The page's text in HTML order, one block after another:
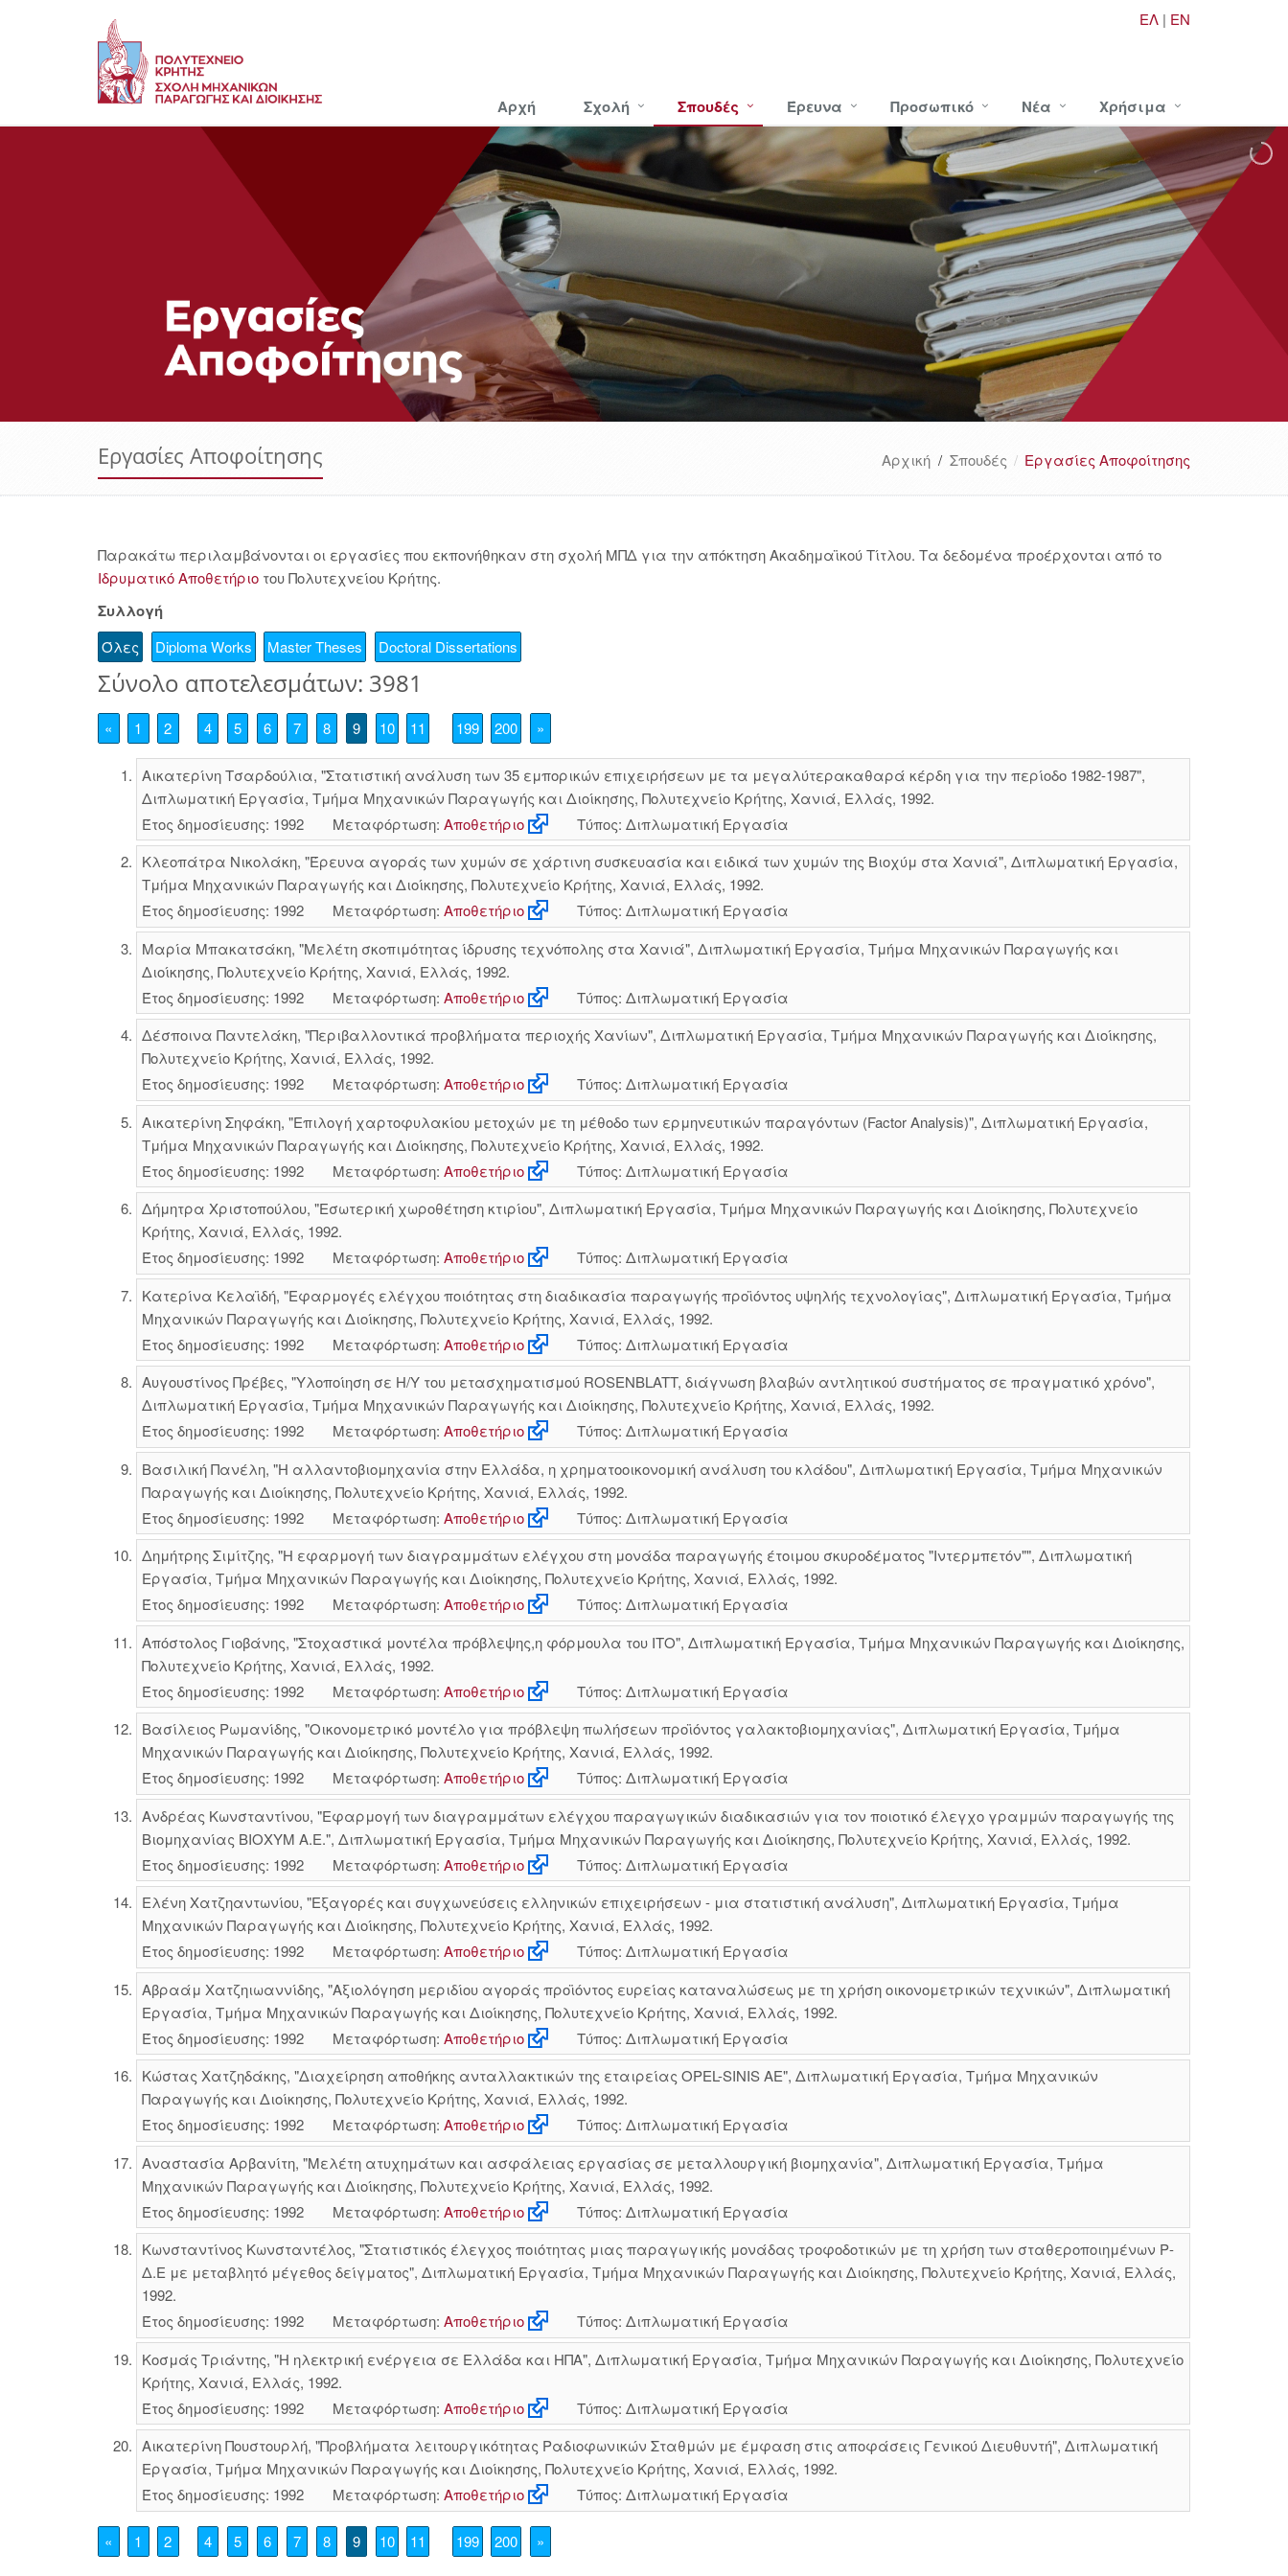
ΕΛ | EN
Αρχή Σχολή Σπουδές Έρευνα Προσωπικό Νέα Χρήσιμα
Εργασίες Αποφοίτησης Αρχική / Σπουδές Εργασίες Αποφοίτησης
Παρακάτω περιλαμβάνονται οι εργασίες που εκπονήθηκαν στη σχολή ΜΠΔ για την απόκτηση Ακαδημαϊκού Τίτλου. Τα δεδομένα προέρχονται από το
Ιδρυματικό Αποθετήριο του Πολυτεχνείου Κρήτης.
Συλλογή
Όλες Diploma Works Master Theses Doctoral Dissertations
Σύνολο αποτελεσμάτων: 3981
« 1 2 4 5 6 7 8 9 10 11 199 200 »
Αικατερίνη Τσαρδούλια, "Στατιστική ανάλυση των 35 εμπορικών επιχειρήσεων με τα μεγαλύτερακαθαρά κέρδη για την περίοδο 1982-1987",
Διπλωματική Εργασία, Τμήμα Μηχανικών Παραγωγής και Διοίκησης, Πολυτεχνείο Κρήτης, Χανιά, Ελλάς, 1992.
Έτος δημοσίευσης: 1992
Μεταφόρτωση: Αποθετήριο
Τύπος: Διπλωματική Εργασία
Κλεοπάτρα Νικολάκη, "Έρευνα αγοράς των χυμών σε χάρτινη συσκευασία και ειδικά των χυμών της Βιοχύμ στα Χανιά", Διπλωματική Εργασία,
Τμήμα Μηχανικών Παραγωγής και Διοίκησης, Πολυτεχνείο Κρήτης, Χανιά, Ελλάς, 1992.
Έτος δημοσίευσης: 1992
Μεταφόρτωση: Αποθετήριο
Τύπος: Διπλωματική Εργασία
Μαρία Μπακατσάκη, "Μελέτη σκοπιμότητας ίδρυσης τεχνόπολης στα Χανιά", Διπλωματική Εργασία, Τμήμα Μηχανικών Παραγωγής και
Διοίκησης, Πολυτεχνείο Κρήτης, Χανιά, Ελλάς, 1992.
Έτος δημοσίευσης: 1992
Μεταφόρτωση: Αποθετήριο
Τύπος: Διπλωματική Εργασία
Δέσποινα Παντελάκη, "Περιβαλλοντικά προβλήματα περιοχής Χανίων", Διπλωματική Εργασία, Τμήμα Μηχανικών Παραγωγής και Διοίκησης,
Πολυτεχνείο Κρήτης, Χανιά, Ελλάς, 1992.
Έτος δημοσίευσης: 1992
Μεταφόρτωση: Αποθετήριο
Τύπος: Διπλωματική Εργασία
Αικατερίνη Σηφάκη, "Επιλογή χαρτοφυλακίου μετοχών με τη μέθοδο των ερμηνευτικών παραγόντων (Factor Analysis)", Διπλωματική Εργασία,
Τμήμα Μηχανικών Παραγωγής και Διοίκησης, Πολυτεχνείο Κρήτης, Χανιά, Ελλάς, 1992.
Έτος δημοσίευσης: 1992
Μεταφόρτωση: Αποθετήριο
Τύπος: Διπλωματική Εργασία
Δήμητρα Χριστοπούλου, "Εσωτερική χωροθέτηση κτιρίου", Διπλωματική Εργασία, Τμήμα Μηχανικών Παραγωγής και Διοίκησης, Πολυτεχνείο
Κρήτης, Χανιά, Ελλάς, 1992.
Έτος δημοσίευσης: 1992
Μεταφόρτωση: Αποθετήριο
Τύπος: Διπλωματική Εργασία
Κατερίνα Κελαϊδή, "Εφαρμογές ελέγχου ποιότητας στη διαδικασία παραγωγής προϊόντος υψηλής τεχνολογίας", Διπλωματική Εργασία, Τμήμα
Μηχανικών Παραγωγής και Διοίκησης, Πολυτεχνείο Κρήτης, Χανιά, Ελλάς, 1992.
Έτος δημοσίευσης: 1992
Μεταφόρτωση: Αποθετήριο
Τύπος: Διπλωματική Εργασία
Αυγουστίνος Πρέβες, "Υλοποίηση σε Η/Υ του μετασχηματισμού ROSENBLATT, διάγνωση βλαβών αντλητικού συστήματος σε πραγματικό χρόνο",
Διπλωματική Εργασία, Τμήμα Μηχανικών Παραγωγής και Διοίκησης, Πολυτεχνείο Κρήτης, Χανιά, Ελλάς, 1992.
Έτος δημοσίευσης: 1992
Μεταφόρτωση: Αποθετήριο
Τύπος: Διπλωματική Εργασία
Βασιλική Πανέλη, "Η αλλαντοβιομηχανία στην Ελλάδα, η χρηματοοικονομική ανάλυση του κλάδου", Διπλωματική Εργασία, Τμήμα Μηχανικών
Παραγωγής και Διοίκησης, Πολυτεχνείο Κρήτης, Χανιά, Ελλάς, 1992.
Έτος δημοσίευσης: 1992
Μεταφόρτωση: Αποθετήριο
Τύπος: Διπλωματική Εργασία
Δημήτρης Σιμίτζης, "Η εφαρμογή των διαγραμμάτων ελέγχου στη μονάδα παραγωγής έτοιμου σκυροδέματος "Ιντερμπετόν"", Διπλωματική
Εργασία, Τμήμα Μηχανικών Παραγωγής και Διοίκησης, Πολυτεχνείο Κρήτης, Χανιά, Ελλάς, 1992.
Έτος δημοσίευσης: 1992
Μεταφόρτωση: Αποθετήριο
Τύπος: Διπλωματική Εργασία
Απόστολος Γιοβάνης, "Στοχαστικά μοντέλα πρόβλεψης,η φόρμουλα του ΙΤΟ", Διπλωματική Εργασία, Τμήμα Μηχανικών Παραγωγής και Διοίκησης,
Πολυτεχνείο Κρήτης, Χανιά, Ελλάς, 1992.
Έτος δημοσίευσης: 1992
Μεταφόρτωση: Αποθετήριο
Τύπος: Διπλωματική Εργασία
Βασίλειος Ρωμανίδης, "Οικονομετρικό μοντέλο για πρόβλεψη πωλήσεων προϊόντος γαλακτοβιομηχανίας", Διπλωματική Εργασία, Τμήμα
Μηχανικών Παραγωγής και Διοίκησης, Πολυτεχνείο Κρήτης, Χανιά, Ελλάς, 1992.
Έτος δημοσίευσης: 1992
Μεταφόρτωση: Αποθετήριο
Τύπος: Διπλωματική Εργασία
Ανδρέας Κωνσταντίνου, "Εφαρμογή των διαγραμμάτων ελέγχου παραγωγικών διαδικασιών για τον ποιοτικό έλεγχο γραμμών παραγωγής της
Βιομηχανίας ΒΙΟΧΥΜ Α.Ε.", Διπλωματική Εργασία, Τμήμα Μηχανικών Παραγωγής και Διοίκησης, Πολυτεχνείο Κρήτης, Χανιά, Ελλάς, 1992.
Έτος δημοσίευσης: 1992
Μεταφόρτωση: Αποθετήριο
Τύπος: Διπλωματική Εργασία
Ελένη Χατζηαντωνίου, "Εξαγορές και συγχωνεύσεις ελληνικών επιχειρήσεων - μια στατιστική ανάλυση", Διπλωματική Εργασία, Τμήμα
Μηχανικών Παραγωγής και Διοίκησης, Πολυτεχνείο Κρήτης, Χανιά, Ελλάς, 1992.
Έτος δημοσίευσης: 1992
Μεταφόρτωση: Αποθετήριο
Τύπος: Διπλωματική Εργασία
Αβραάμ Χατζηιωαννίδης, "Αξιολόγηση μεριδίου αγοράς προϊόντος ευρείας καταναλώσεως με τη χρήση οικονομετρικών τεχνικών", Διπλωματική
Εργασία, Τμήμα Μηχανικών Παραγωγής και Διοίκησης, Πολυτεχνείο Κρήτης, Χανιά, Ελλάς, 1992.
Έτος δημοσίευσης: 1992
Μεταφόρτωση: Αποθετήριο
Τύπος: Διπλωματική Εργασία
Κώστας Χατζηδάκης, "Διαχείρηση αποθήκης ανταλλακτικών της εταιρείας OPEL-SINIS AE", Διπλωματική Εργασία, Τμήμα Μηχανικών
Παραγωγής και Διοίκησης, Πολυτεχνείο Κρήτης, Χανιά, Ελλάς, 1992.
Έτος δημοσίευσης: 1992
Μεταφόρτωση: Αποθετήριο
Τύπος: Διπλωματική Εργασία
Αναστασία Αρβανίτη, "Μελέτη ατυχημάτων και ασφάλειας εργασίας σε μεταλλουργική βιομηχανία", Διπλωματική Εργασία, Τμήμα
Μηχανικών Παραγωγής και Διοίκησης, Πολυτεχνείο Κρήτης, Χανιά, Ελλάς, 1992.
Έτος δημοσίευσης: 1992
Μεταφόρτωση: Αποθετήριο
Τύπος: Διπλωματική Εργασία
Κωνσταντίνος Κωνσταντέλος, "Στατιστικός έλεγχος ποιότητας μιας παραγωγικής μονάδας τροφοδοτικών με τη χρήση των σταθεροποιημένων Ρ-
Δ.Ε με μεταβλητό μέγεθος δείγματος", Διπλωματική Εργασία, Τμήμα Μηχανικών Παραγωγής και Διοίκησης, Πολυτεχνείο Κρήτης, Χανιά, Ελλάς,
1992.
Έτος δημοσίευσης: 1992
Μεταφόρτωση: Αποθετήριο
Τύπος: Διπλωματική Εργασία
Κοσμάς Τριάντης, "Η ηλεκτρική ενέργεια σε Ελλάδα και ΗΠΑ", Διπλωματική Εργασία, Τμήμα Μηχανικών Παραγωγής και Διοίκησης, Πολυτεχνείο
Κρήτης, Χανιά, Ελλάς, 1992.
Έτος δημοσίευσης: 1992
Μεταφόρτωση: Αποθετήριο
Τύπος: Διπλωματική Εργασία
Αικατερίνη Πουστουρλή, "Προβλήματα λειτουργικότητας Ραδιοφωνικών Σταθμών με έμφαση στις αποφάσεις Γενικού Διευθυντή", Διπλωματική
Εργασία, Τμήμα Μηχανικών Παραγωγής και Διοίκησης, Πολυτεχνείο Κρήτης, Χανιά, Ελλάς, 1992.
Έτος δημοσίευσης: 1992
Μεταφόρτωση: Αποθετήριο Τύπος: Διπλωματική Εργασία
« 1 2 4 5 6 7 8 9 10 11 199 200 »